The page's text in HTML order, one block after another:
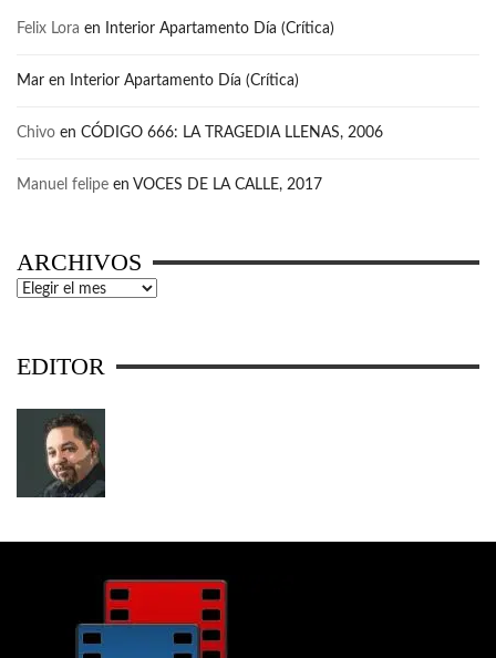
Felix Lora en Interior Apartamento Día (Crítica)
Mar en Interior Apartamento Día (Crítica)
Chivo en CÓDIGO 666: LA TRAGEDIA LLENAS, 2006
Manuel felipe en VOCES DE LA CALLE, 2017
ARCHIVOS
Archivos
EDITOR